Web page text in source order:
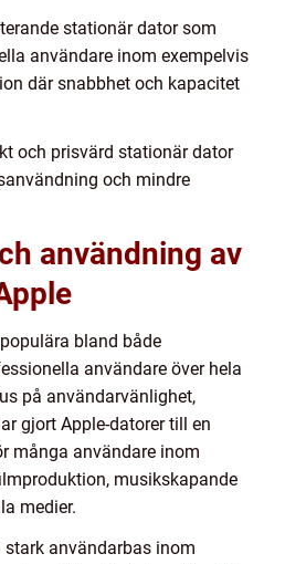
stationär dator som
användare inom exempelvis
där snabbhet och kapacitet
och prisvärd stationär dator
och mindre
användning av
bland både
användare över hela
på användarvänlighet,
gjort Apple-datorer till en
många användare inom
musikskapande
medier.
stark användarbas inom